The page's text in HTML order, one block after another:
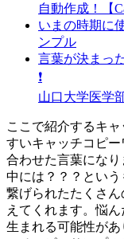
自動作成！【
いまの時期に
ンプル
言葉が決まっ
❗
山口大学医学
ここで紹介するキ
すいキャッチコピ
合わせた言葉にな
中には？？？という
繋げられたたくさ
えてくれます。悩
生まれる可能性が